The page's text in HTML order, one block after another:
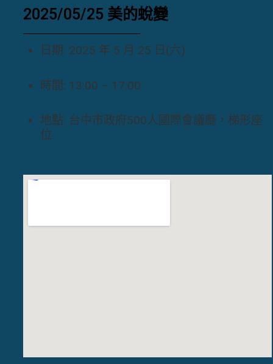
2025/05/25 美的蛻變
日期: 2025 年 5 月 25 日(六)
時間: 13:00 – 17:00
地點: 台中市政府500人國際會議廳，梯形座
位